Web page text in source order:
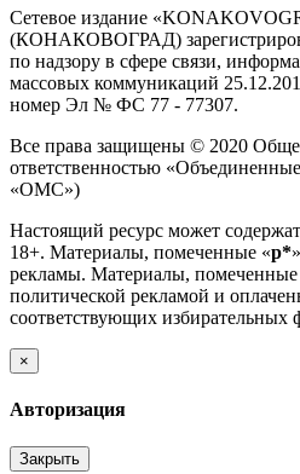
Сетевое издание
(КОНАКОВОГРАД)
по надзору в сфере связи,
массовых коммуникаций
номер Эл № ФС 77 - 77307.
Все права защищены © 2020
ответственностью
«ОМС»)
Настоящий ресурс может
18+. Материалы, помеченные «р*
рекламы. Материалы, помеченные
политической рекламой и
соответствующих избирательных
×
Авторизация
Закрыть